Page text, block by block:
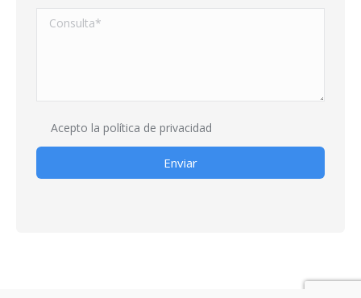
Acepto la política de privacidad